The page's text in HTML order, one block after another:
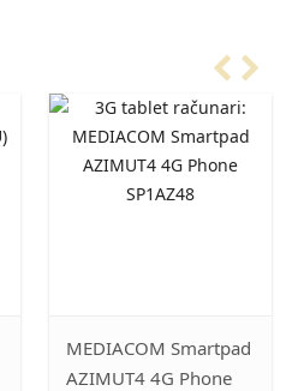
MEDIACOM Smartpad
AZIMUT4 4G Phone